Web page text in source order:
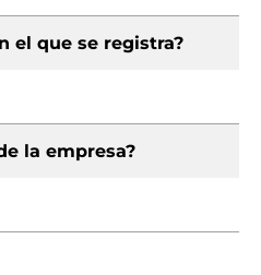
el que se registra?
la empresa?